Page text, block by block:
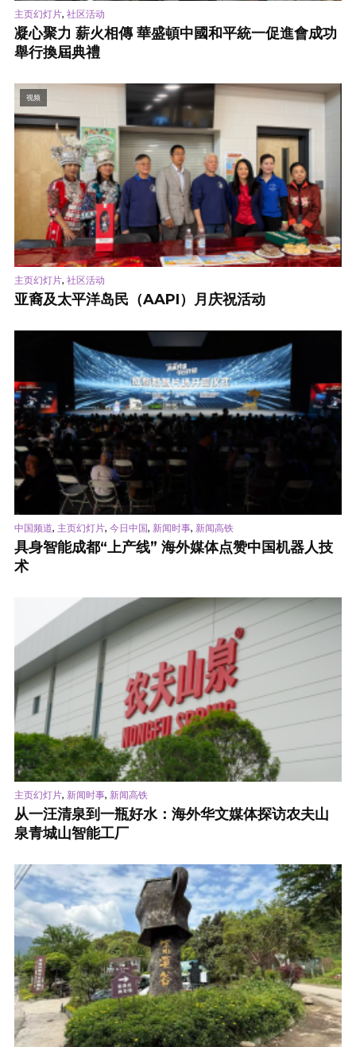
主页幻灯片, 社区活动
凝心聚力 薪火相傳 華盛頓中國和平統一促進會成功
舉行換屆典禮
视频
主页幻灯片, 社区活动
亚裔及太平洋岛民（AAPI）月庆祝活动
中国频道, 主页幻灯片, 今日中国, 新闻时事, 新闻高铁
具身智能成都“上产线” 海外媒体点赞中国机器人技
术
主页幻灯片, 新闻时事, 新闻高铁
从一汪清泉到一瓶好水：海外华文媒体探访农夫山
泉青城山智能工厂